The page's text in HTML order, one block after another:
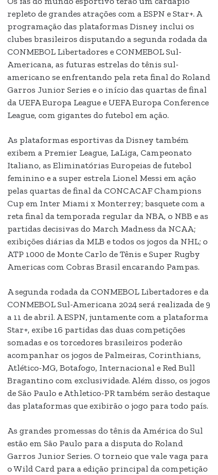
repleto de grandes atrações com a ESPN e Star+. A
programação das plataformas Disney inclui os
clubes brasileiros disputando a segunda rodada da
CONMEBOL Libertadores e CONMEBOL Sul-
Americana, as futuras estrelas do tênis sul-
americano se enfrentando pela reta final do Roland
Garros Junior Series e o início das quartas de final
da UEFA Europa League e UEFA Europa Conference
League, com gigantes do futebol em ação.
As plataformas esportivas da Disney também
exibem a Premier League, LaLiga, Campeonato
Italiano, as Eliminatórias Europeias de futebol
feminino e a super estrela Lionel Messi em ação
pelas quartas de final da CONCACAF Champions
Cup em Inter Miami x Monterrey; basquete com a
reta final da temporada regular da NBA, o NBB e as
partidas decisivas do March Madness da NCAA;
exibições diárias da MLB e todos os jogos da NHL; o
ATP 1000 de Monte Carlo de Tênis e Super Rugby
Americas com Cobras Brasil encarando Pampas.
A segunda rodada da CONMEBOL Libertadores e da
CONMEBOL Sul-Americana 2024 será realizada de 9
a 11 de abril. A ESPN, juntamente com a plataforma
Star+, exibe 16 partidas das duas competições
somadas e os torcedores brasileiros poderão
acompanhar os jogos de Palmeiras, Corinthians,
Atlético-MG, Botafogo, Internacional e Red Bull
Bragantino com exclusividade. Além disso, os jogos
de São Paulo e Athletico-PR também serão destaque
das plataformas que exibirão o jogo para todo país.
As grandes promessas do tênis da América do Sul
estão em São Paulo para a disputa do Roland
Garros Junior Series. O torneio que vale vaga para
o Wild Card para a edição principal da competição